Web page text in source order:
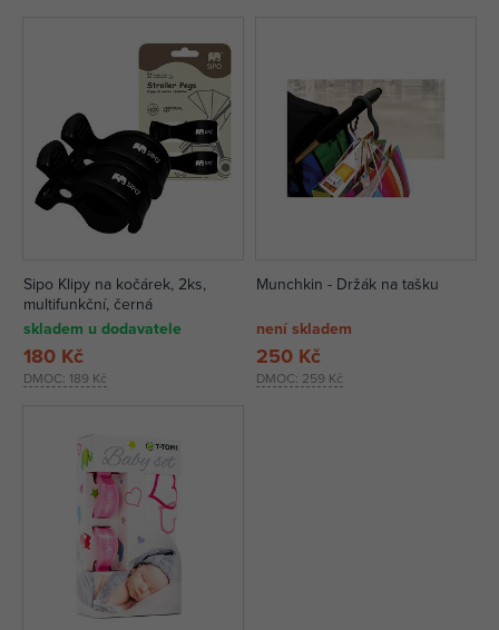
Sipo Klipy na kočárek, 2ks,
multifunkční, černá
skladem u dodavatele
DMOC: 189 Kč
180 Kč
Munchkin - Držák na tašku
není skladem
DMOC: 259 Kč
250 Kč